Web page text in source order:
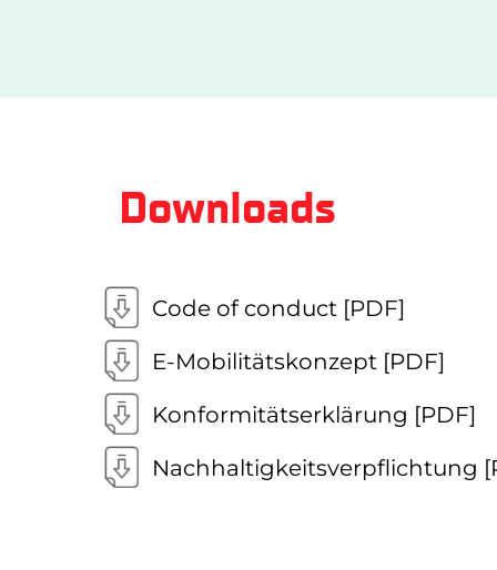
Downloads
Code of conduct [PDF]
E-Mobilitätskonzept [PDF]
Konformitätserklärung [PDF]
Nachhaltigkeitsverpflichtung